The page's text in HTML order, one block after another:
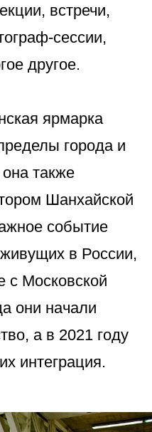
встречи,
сессии,
другое.
ярмарка
города и
также
Шанхайской
событие
в России,
с Московской
они начали
а в 2021 году
интеграция.